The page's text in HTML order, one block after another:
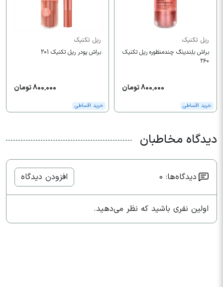
ریل تکنیک
براش بلِندینگ چندمنظوره ریل تکنیک
۲۶۰
800,000 تومان
خرید اقساطی
ریل تکنیک
براش پودر ریل تکنیک 201
800,000 تومان
خرید اقساطی
دیدگاه مخاطبان
دیدگاه‌ها: 0 افزودن دیدگاه
اولین نفری باشید که نظر می‌دهید.